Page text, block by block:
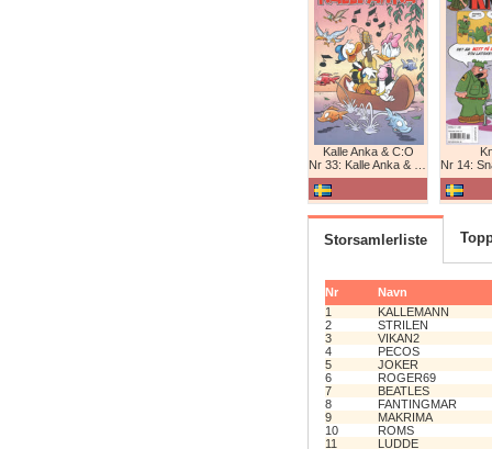
Kalle Anka & C:O
Nr 33: Kalle Anka & C:O
Nr 14:
Storsamlerliste
Nr
Navn
1
KALLEMANN
2
STRILEN
3
VIKAN2
4
PECOS
5
JOKER
6
ROGER69
7
BEATLES
8
FANTINGMAR
9
MAKRIMA
10
ROMS
11
LUDDE